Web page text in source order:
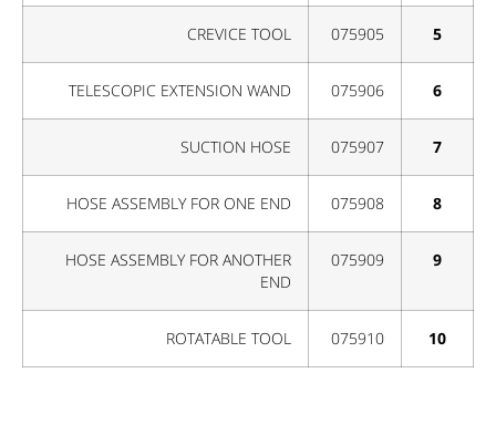
5
075905
CREVICE TOOL
6
075906
TELESCOPIC EXTENSION WAND
7
075907
SUCTION HOSE
8
075908
HOSE ASSEMBLY FOR ONE END
9
075909
HOSE ASSEMBLY FOR ANOTHER
END
10
075910
ROTATABLE TOOL